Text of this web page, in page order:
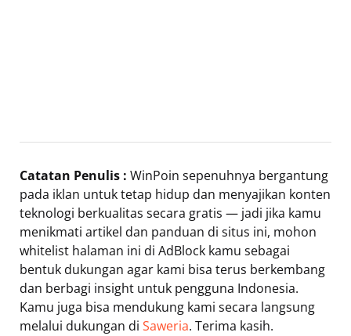
Catatan Penulis : WinPoin sepenuhnya bergantung
pada iklan untuk tetap hidup dan menyajikan konten
teknologi berkualitas secara gratis — jadi jika kamu
menikmati artikel dan panduan di situs ini, mohon
whitelist halaman ini di AdBlock kamu sebagai
bentuk dukungan agar kami bisa terus berkembang
dan berbagi insight untuk pengguna Indonesia.
Kamu juga bisa mendukung kami secara langsung
melalui dukungan di Saweria. Terima kasih.